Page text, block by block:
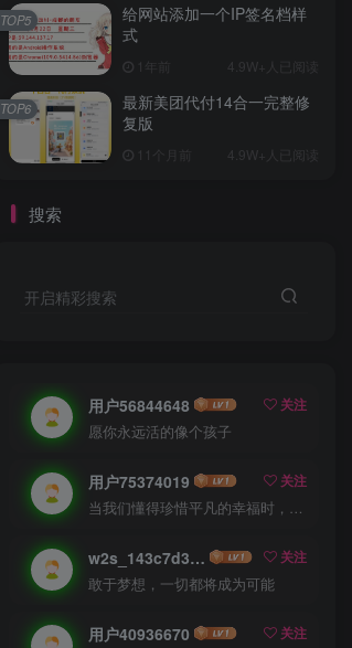
给网站添加一个IP签名档样
式
1年前 4.9W+人已阅读
TOP5
最新美团代付14合一完整修
复版
11个月前 4.9W+人已阅读
TOP6
搜索
开启精彩搜索
用户56844648
关注
愿你永远活的像个孩子
用户75374019
关注
w2s_143c7d3b9153
关注
敢于梦想，一切都将成为可能
用户40936670
关注